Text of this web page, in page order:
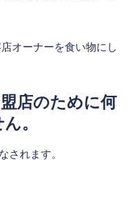
オーナーを食い物にし
店のために何
。
されます。